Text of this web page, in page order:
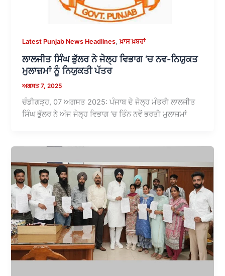
Latest Punjab News Headlines,ਖ਼ਾਸ ਖ਼ਬਰਾਂ
ਲਾਲਜੀਤ ਸਿੰਘ ਭੁੱਲਰ ਨੇ ਜੇਲ੍ਹ ਵਿਭਾਗ ‘ਚ ਨਵ-ਨਿਯੁਕਤ
ਮੁਲਾਜ਼ਮਾਂ ਨੂੰ ਨਿਯੁਕਤੀ ਪੱਤਰ
ਅਗਸਤ 7, 2025
ਚੰਡੀਗੜ੍ਹ, 07 ਅਗਸਤ 2025: ਪੰਜਾਬ ਦੇ ਜੇਲ੍ਹ ਮੰਤਰੀ ਲਾਲਜੀਤ
ਸਿੰਘ ਭੁੱਲਰ ਨੇ ਅੱਜ ਜੇਲ੍ਹ ਵਿਭਾਗ ‘ਚ ਤਿੰਨ ਨਵੇਂ ਭਰਤੀ ਮੁਲਾਜ਼ਮਾਂ